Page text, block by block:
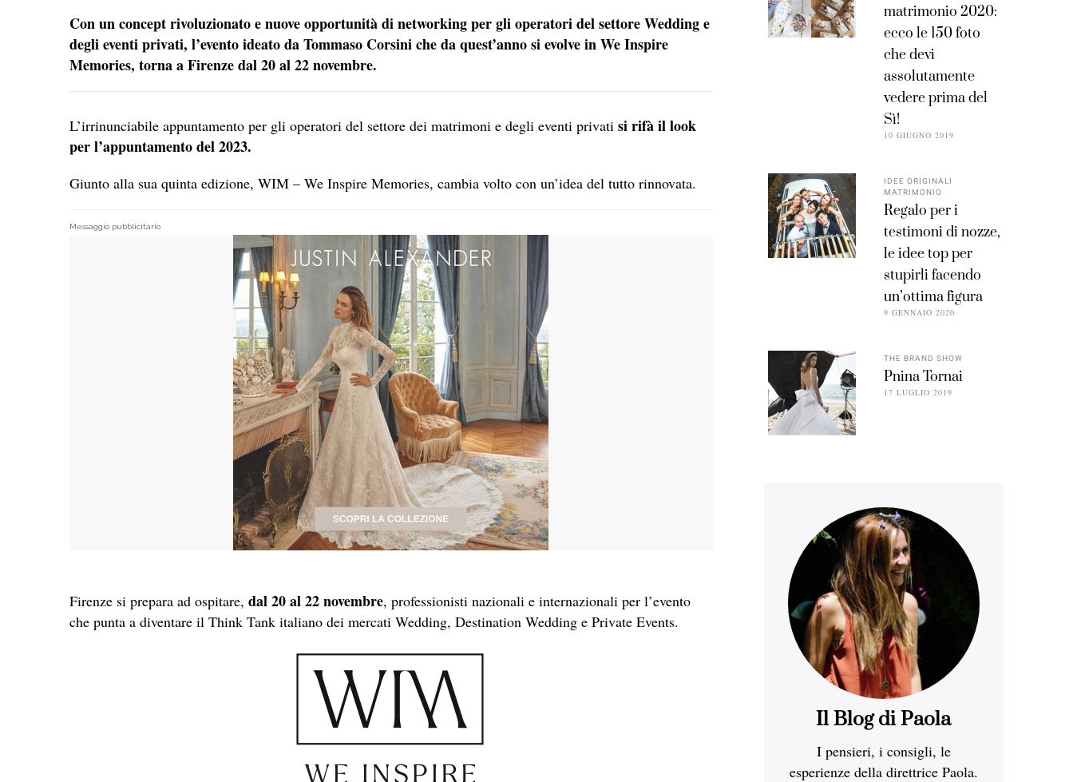
Con un concept rivoluzionato e nuove opportunità di networking per gli operatori del settore Wedding e
degli eventi privati, l’evento ideato da Tommaso Corsini che da quest’anno si evolve in We Inspire
Memories, torna a Firenze dal 20 al 22 novembre.
L’irrinunciabile appuntamento per gli operatori del settore dei matrimoni e degli eventi privati si rifà il look
per l’appuntamento del 2023.
Giunto alla sua quinta edizione, WIM – We Inspire Memories, cambia volto con un’idea del tutto rinnovata.
Messaggio pubblicitario
Firenze si prepara ad ospitare, dal 20 al 22 novembre, professionisti nazionali e internazionali per l’evento
che punta a diventare il Think Tank italiano dei mercati Wedding, Destination Wedding e Private Events.
matrimonio 2020:
ecco le 150 foto
che devi
assolutamente
vedere prima del
Sì!
10 GIUGNO 2019
IDEE ORIGINALI
MATRIMONIO
Regalo per i
testimoni di nozze,
le idee top per
stupirli facendo
un’ottima figura
9 GENNAIO 2020
THE BRAND SHOW
Pnina Tornai
17 LUGLIO 2019
Il Blog di Paola
I pensieri, i consigli, le
esperienze della direttrice Paola.